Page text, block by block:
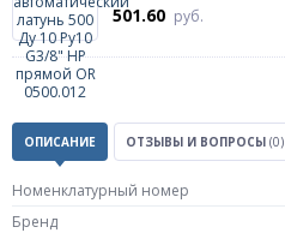
501.60 руб.
ОПИСАНИЕ ОТЗЫВЫ И ВОПРОСЫ (0)
Номенклатурный номер
Бренд